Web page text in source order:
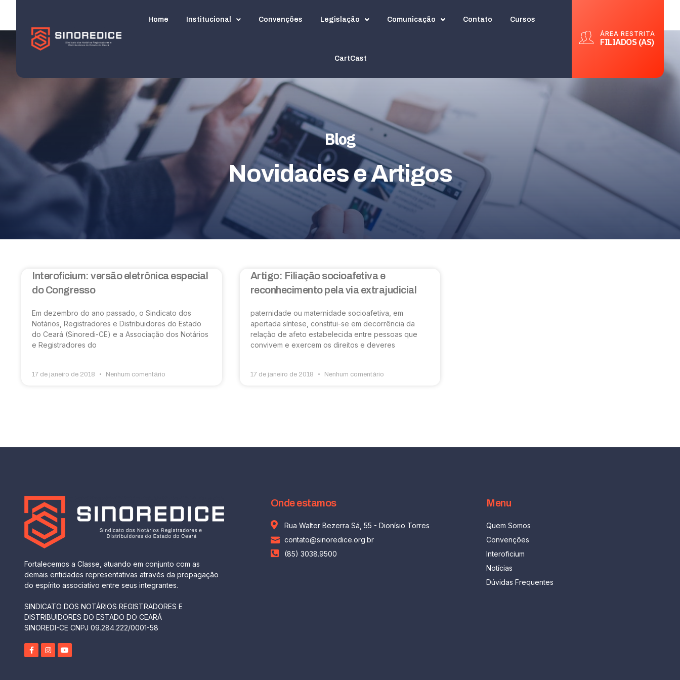
Home Institucional Convenções Legislação Comunicação Contato Cursos
CartCast
ÁREA RESTRITA
FILIADOS (AS)
Blog
Novidades e Artigos
Interoficium: versão eletrônica especial
do Congresso
Em dezembro do ano passado, o Sindicato dos
Notários, Registradores e Distribuidores do Estado
do Ceará (Sinoredi-CE) e a Associação dos Notários
e Registradores do
17 de janeiro de 2018 Nenhum comentário
Artigo: Filiação socioafetiva e
reconhecimento pela via extrajudicial
paternidade ou maternidade socioafetiva, em
apertada síntese, constitui-se em decorrência da
relação de afeto estabelecida entre pessoas que
convivem e exercem os direitos e deveres
17 de janeiro de 2018 Nenhum comentário
Fortalecemos a Classe, atuando em conjunto com as
demais entidades representativas através da propagação
do espírito associativo entre seus integrantes.
SINDICATO DOS NOTÁRIOS REGISTRADORES E
DISTRIBUIDORES DO ESTADO DO CEARÁ
SINOREDI-CE CNPJ 09.284.222/0001-58
Onde estamos
Rua Walter Bezerra Sá, 55 - Dionísio Torres
contato@sinoredice.org.br
(85) 3038.9500
Menu
Quem Somos
Convenções
Interoficium
Notícias
Dúvidas Frequentes